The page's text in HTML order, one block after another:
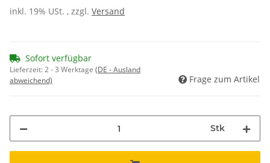
inkl. 19% USt. , zzgl. Versand
Sofort verfügbar
Lieferzeit:2 - 3 Werktage (DE - Ausland
abweichend)
Frage zum Artikel
Stk